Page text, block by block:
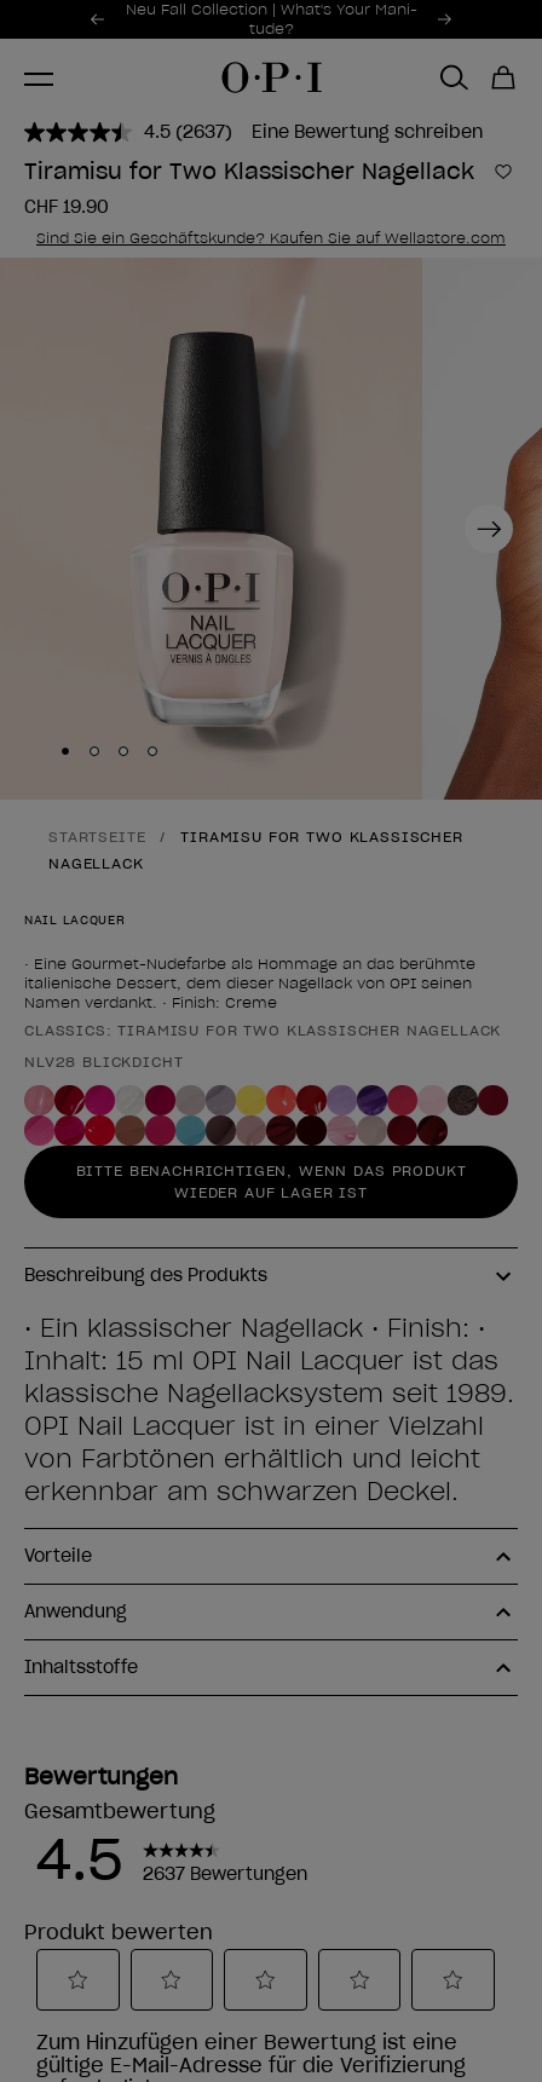
Sonderangebote
Neu Fall Collection | What's Your Mani-
tude?
Item 1 of 2
4.5 2637
Bewertungen
lesen..
gleichen
Seite.
(2637) Eine Bewertung schreiben
Tiramisu for Two Klassischer Nagellack Zur
CHF 19.90
Sind Sie ein Geschäftskunde? Kaufen Sie auf Wellastore.com
Next
Skip to slide
Skip to slide
Skip to slide
Skip to slide
STARTSEITE
TIRAMISU FOR TWO KLASSISCHER
NAGELLACK
NAIL LACQUER
• Eine Gourmet-Nudefarbe als Hommage an das berühmte
italienische Dessert, dem dieser Nagellack von OPI seinen
Namen verdankt. • Finish: Creme
Form des Produkts
CLASSICS: TIRAMISU FOR TWO KLASSISCHER NAGELLACK
NLV28 BLICKDICHT
BITTE BENACHRICHTIGEN, WENN DAS PRODUKT
WIEDER AUF LAGER IST
Beschreibung des Produkts
• Ein klassischer Nagellack • Finish: •
Inhalt: 15 ml OPI Nail Lacquer ist das
klassische Nagellacksystem seit 1989.
OPI Nail Lacquer ist in einer Vielzahl
von Farbtönen erhältlich und leicht
erkennbar am schwarzen Deckel.
Vorteile
Anwendung
Inhaltsstoffe